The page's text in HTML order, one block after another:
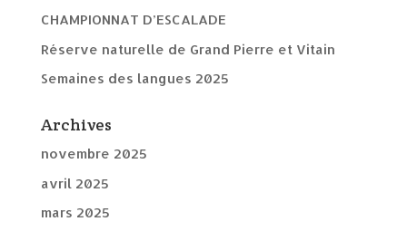
CHAMPIONNAT D’ESCALADE
Réserve naturelle de Grand Pierre et Vitain
Semaines des langues 2025
Archives
novembre 2025
avril 2025
mars 2025